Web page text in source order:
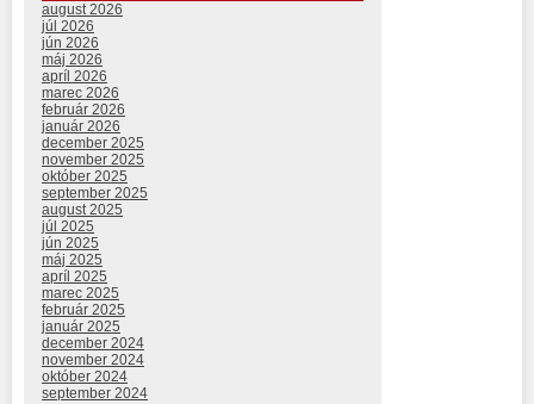
august 2026
júl 2026
jún 2026
máj 2026
apríl 2026
marec 2026
február 2026
január 2026
december 2025
november 2025
október 2025
september 2025
august 2025
júl 2025
jún 2025
máj 2025
apríl 2025
marec 2025
február 2025
január 2025
december 2024
november 2024
október 2024
september 2024